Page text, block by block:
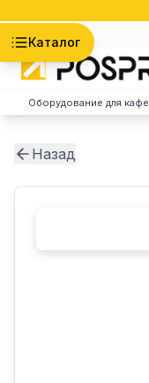
Каталог
Оборудование для кафе
Назад